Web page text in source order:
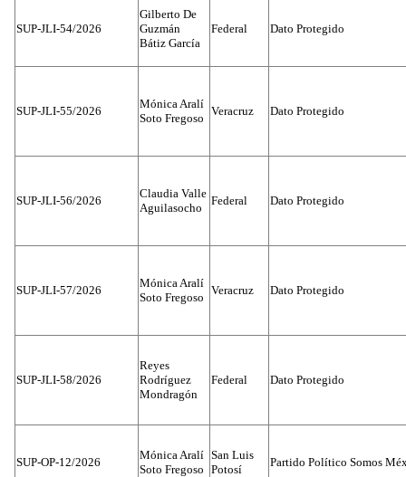
SUP-JLI-54/2026
Gilberto De
Guzmán
Bátiz García
Federal Dato Protegido
SUP-JLI-55/2026
Mónica Aralí
Soto Fregoso
Veracruz Dato Protegido
SUP-JLI-56/2026
Claudia Valle
Aguilasocho
Federal Dato Protegido
SUP-JLI-57/2026
Mónica Aralí
Soto Fregoso
Veracruz Dato Protegido
SUP-JLI-58/2026
Reyes
Rodríguez
Mondragón
Federal Dato Protegido
SUP-OP-12/2026
Mónica Aralí
Soto Fregoso
San Luis
Potosí
Partido Político Somos